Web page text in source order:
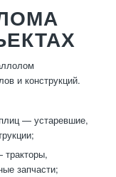
и конструкций.
— устаревшие,
запчасти;